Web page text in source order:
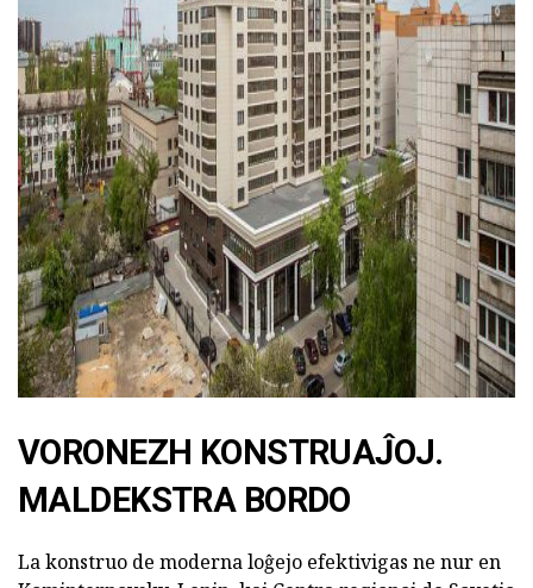
ad
VORONEZH KONSTRUAĴOJ.
MALDEKSTRA BORDO
La konstruo de moderna loĝejo efektivigas ne nur en